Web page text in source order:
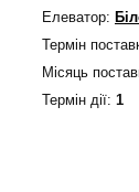
Елеватор:
Термін
Місяць
Термін дiї: 1